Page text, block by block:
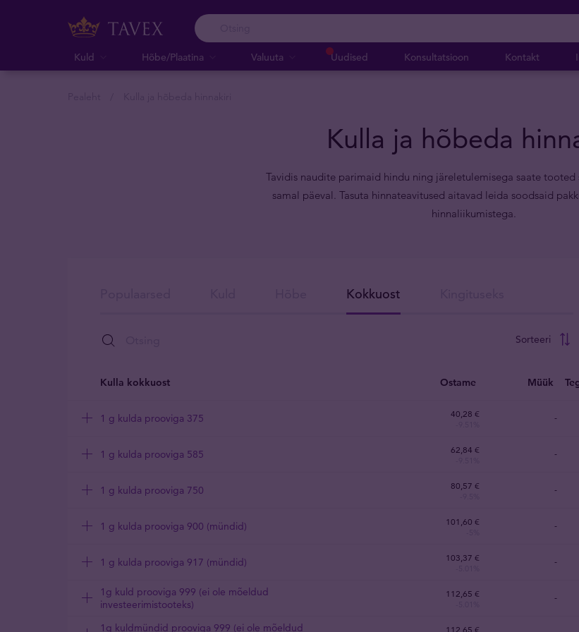
Kuld Hõbe/Plaatina Valuuta Uudised Konsultatsioon Kontakt
Kulla ja hõbeda
Tavidis naudite parimaid hindu ning järeletulemisega saate
samal päeval. Tasuta hinnateavitused aitavad leida soodsaid
hinnaliikumistega.
Kokkuost
Sorteeri
Kulla kokkuost Ostame Müük
1 g kulda prooviga 375 40 28 € -
1 g kulda prooviga 585 62 84 € -
1 g kulda prooviga 750 80 57 € -
1 g kulda prooviga 900 (mündid) 101 60 € -
1 g kulda prooviga 917 (mündid) 103 37 € -
1g kuld prooviga 999 (ei ole mõeldud
investeerimistooteks)
112 65 € -
1g kuldmündid prooviga 999 (ei ole mõeldud
112 65 €